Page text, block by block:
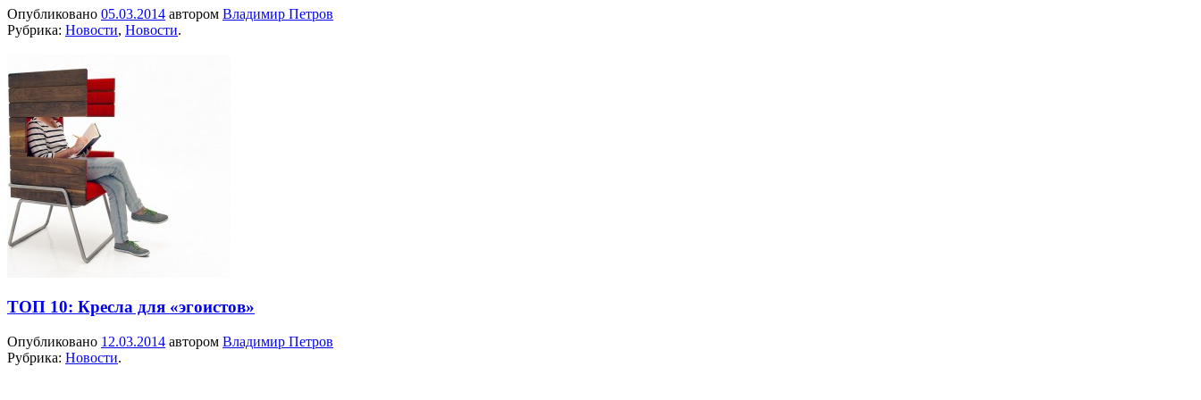
Опубликовано 05.03.2014 автором Владимир Петров
Рубрика: Новости, Новости.
ТОП 10: Кресла для «эгоистов»
Опубликовано 12.03.2014 автором Владимир Петров
Рубрика: Новости.